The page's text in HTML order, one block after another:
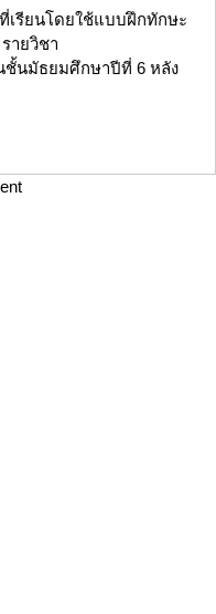
เรียนโดยใช้แบบฝึกทักษะ
ายวิชา
ชั้นมัธยมศึกษาปีที่ 6 หลัง